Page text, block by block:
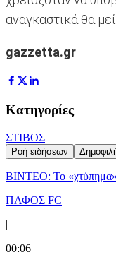
αναγκαστικά θα
gazzetta.gr
Κατηγορίες
ΣΤΙΒΟΣ
Ροή ειδήσεων
ΒΙΝΤΕΟ: Το «χτύπημα»
ΠΑΦΟΣ FC
|
00:06